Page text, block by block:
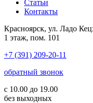
Cтатьи
Контакты
Красноярск, ул. Ладо
1 этаж, пом. 101
+7 (391) 209-20-11
обратный звонок
с 10.00 до 19.00
без выходных